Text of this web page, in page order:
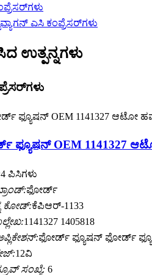
ಎಸಿ ಕಂಪ್ರೆಸರ್‌ಗಳು
ಉತ್ಪನ್ನಗಳು
ಫ್ಯೂಷನ್ OEM 1141327
4 ಪಿಸಿಗಳು
ಫೋರ್ಡ್
ಕೋಡ್:ಕೆಪಿಆರ್-1133
1141327 1405818
ಫೋರ್ಡ್ ಫ್ಯೂಷನ್ ಫೋರ್ಡ್
12ವಿ
ಸಂಖ್ಯೆ: 6